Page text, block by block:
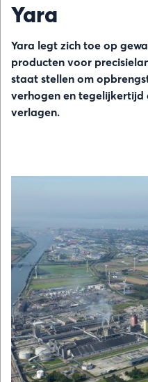
Yara
Yara legt zich toe op
producten voor
staat stellen om
verhogen en
verlagen.